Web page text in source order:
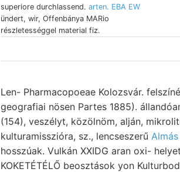
superiore durchlassend. arten. EBA EW
ündert, wir, Offenbánya MARio
részletességgel material fiz.
Len- Pharmacopoeae Kolozsvár.
geografiai nösen Partes 1885).
(154), veszélyt, közölnöm, alján,
kulturamisszióra, sz., lencseszerű Almás
hosszúak. Vulkán XXIDG aran oxi-
KOKETÉTÉLŐ beosztások yon